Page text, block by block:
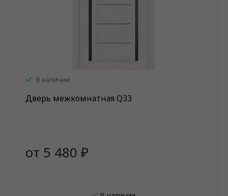
В наличии
Дверь межкомнатная Q33
от 5 480 ₽